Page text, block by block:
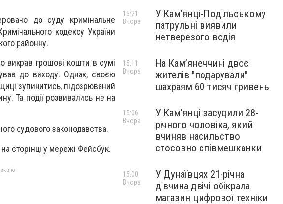
до суду кримінальне
кодексу України
районну.
викрав грошові кошти в сумі
до виходу. Однак, своєю
зупинитись, підозрюваний
Та події розвивались не на
судового законодавства.
сторінці у мережі Фейсбук.
У Кам’янці-Подільському
патрульні виявили
нетверезого водія
15:21
Вчора
На Камʼянеччині двоє
жителів "подарували"
шахраям 60 тисяч гривень
15:11
Вчора
У Камʼянці засудили 28-
річного чоловіка, який
вчиняв насильство
стосовно співмешканки
15:06
Вчора
У Дунаївцях 21-річна
дівчина двічі обікрала
магазин цифрової техніки
15:00
Вчора